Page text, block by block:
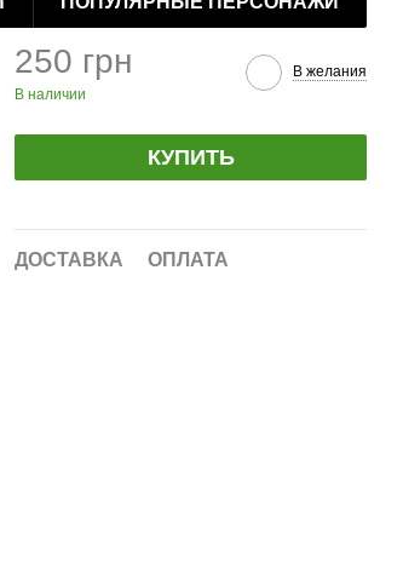
250 грн
В наличии
В желания
КУПИТЬ
ДОСТАВКА ОПЛАТА